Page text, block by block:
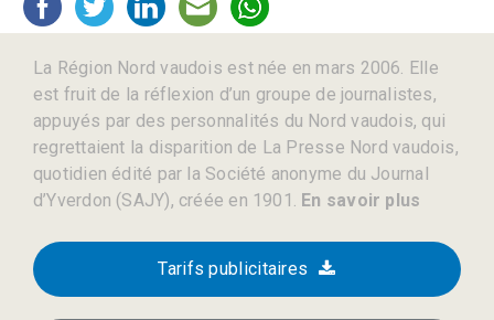
La Région Nord vaudois est née en mars 2006. Elle
est fruit de la réflexion d’un groupe de journalistes,
appuyés par des personnalités du Nord vaudois, qui
regrettaient la disparition de La Presse Nord vaudois,
quotidien édité par la Société anonyme du Journal
d’Yverdon (SAJY), créée en 1901. En savoir plus
Tarifs publicitaires